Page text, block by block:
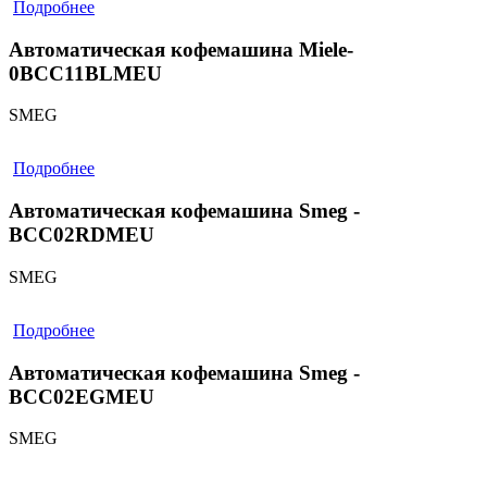
Подробнее
Автоматическая кофемашина Miele-
0BCC11BLMEU
SMEG
Подробнее
Автоматическая кофемашина Smeg -
BCC02RDMEU
SMEG
Подробнее
Автоматическая кофемашина Smeg -
BCC02EGMEU
SMEG